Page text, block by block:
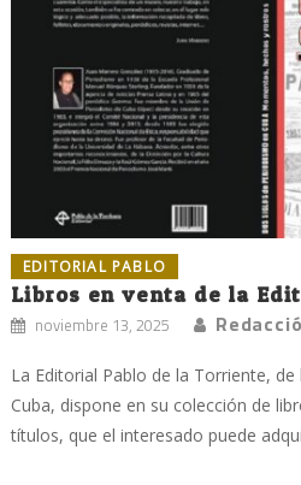
EDITORIAL PABLO
Libros en venta de la
noviembre 13, 2025
La Editorial Pablo de la Torriente,
Cuba, dispone en su colección de
títulos, que el interesado puede